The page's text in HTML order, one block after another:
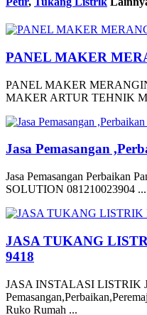
PANEL MAKER
PANEL MAKER
MAKER ARTUR TEHNIK
Jasa Pemasangan
Jasa Pemasangan Perbaikan
SOLUTION 081210023904 ...
JASA TUKANG
9418
JASA INSTALASI LISTRIK
Ruko Rumah ...